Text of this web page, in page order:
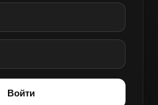
Войти